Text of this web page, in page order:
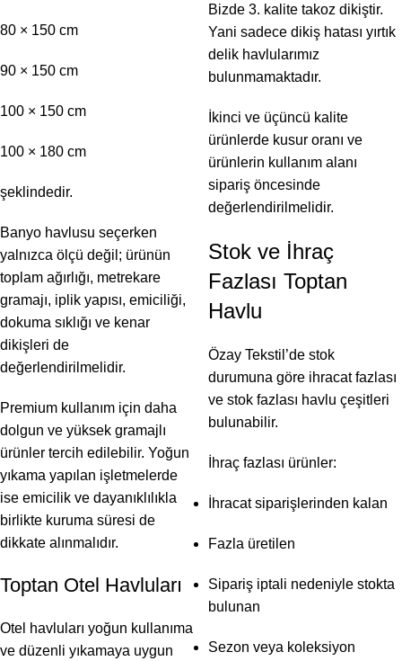
80 × 150 cm
90 × 150 cm
100 × 150 cm
100 × 180 cm
şeklindedir.
Banyo havlusu seçerken
yalnızca ölçü değil; ürünün
toplam ağırlığı, metrekare
gramajı, iplik yapısı, emiciliği,
dokuma sıklığı ve kenar
dikişleri de
değerlendirilmelidir.
Premium kullanım için daha
dolgun ve yüksek gramajlı
ürünler tercih edilebilir. Yoğun
yıkama yapılan işletmelerde
ise emicilik ve dayanıklılıkla
birlikte kuruma süresi de
dikkate alınmalıdır.
Toptan Otel Havluları
Otel havluları yoğun kullanıma
ve düzenli yıkamaya uygun
Bizde 3. kalite takoz dikiştir.
Yani sadece dikiş hatası yırtık
delik havlularımız
bulunmamaktadır.
İkinci ve üçüncü kalite
ürünlerde kusur oranı ve
ürünlerin kullanım alanı
sipariş öncesinde
değerlendirilmelidir.
Stok ve İhraç
Fazlası Toptan
Havlu
Özay Tekstil’de stok
durumuna göre ihracat fazlası
ve stok fazlası havlu çeşitleri
bulunabilir.
İhraç fazlası ürünler:
İhracat siparişlerinden kalan
Fazla üretilen
Sipariş iptali nedeniyle stokta
bulunan
Sezon veya koleksiyon